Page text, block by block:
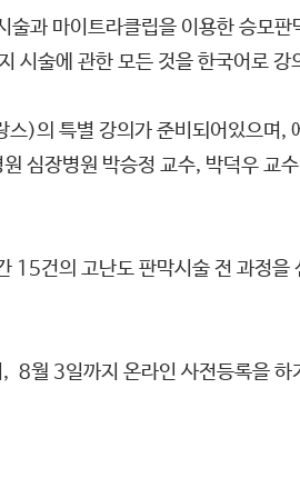
술과 마이트라클립을 이용한 승모
시술에 관한 모든 것을 한국어로 강
)의 특별 강의가 준비되어있으며
장병원 박승정 교수, 박덕우 교수
15건의 고난도 판막시술 전 과정을
8월 3일까지 온라인 사전등록을 하